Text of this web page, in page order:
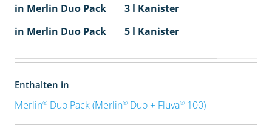
in Merlin Duo Pack
3 l Kanister
in Merlin Duo Pack
5 l Kanister
Enthalten in
Merlin®Duo Pack (Merlin®Duo + Fluva®100)